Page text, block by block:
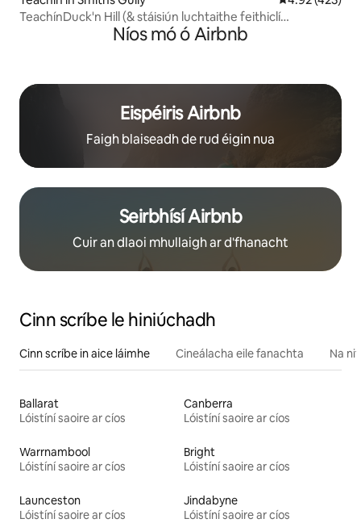
TeachínDuck'n Hill (& stáisiún luchtaithe feithiclí
Níos mó ó Airbnb
Eispéiris Airbnb
Faigh blaiseadh de rud éigin nua
Seirbhísí Airbnb
Cuir an dlaoi mhullaigh ar d'fhanacht
Cinn scríbe le hiniúchadh
Cinn scríbe in aice láimhe Cineálacha eile fanachta Na
Ballarat
Lóistíní saoire ar cíos
Canberra
Lóistíní saoire ar cíos
Warrnambool
Lóistíní saoire ar cíos
Bright
Lóistíní saoire ar cíos
Launceston
Lóistíní saoire ar cíos
Jindabyne
Lóistíní saoire ar cíos